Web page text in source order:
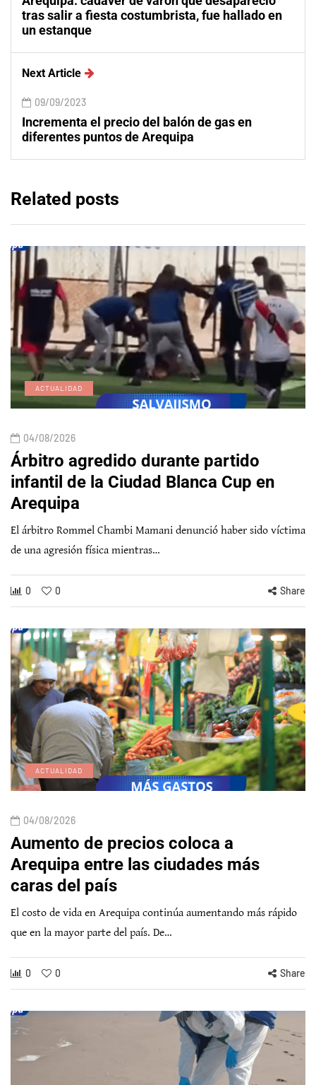
tras salir a fiesta costumbrista, fue hallado en
un estanque
Next Article
09/09/2023
Incrementa el precio del balón de gas en
diferentes puntos de Arequipa
Related posts
ACTUALIDAD
04/08/2026
Árbitro agredido durante partido
infantil de la Ciudad Blanca Cup en
Arequipa
El árbitro Rommel Chambi Mamani denunció haber sido víctima
de una agresión física mientras…
0 0 Share
ACTUALIDAD
04/08/2026
Aumento de precios coloca a
Arequipa entre las ciudades más
caras del país
El costo de vida en Arequipa continúa aumentando más rápido
que en la mayor parte del país. De…
0 0 Share